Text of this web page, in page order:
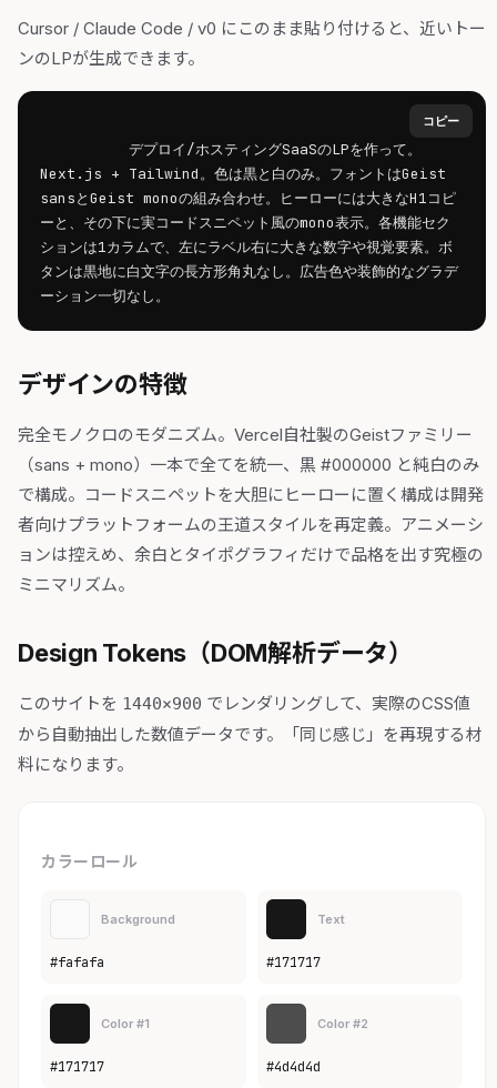
Cursor / Claude Code / v0 にこのまま貼り付けると、近いトー
ンのLPが生成できます。
コピー
デプロイ/ホスティングSaaSのLPを作って。
Next.js + Tailwind。色は黒と白のみ。フォントはGeist
sansとGeist monoの組み合わせ。ヒーローには大きなH1コピ
ーと、その下に実コードスニペット風のmono表示。各機能セク
ションは1カラムで、左にラベル右に大きな数字や視覚要素。ボ
タンは黒地に白文字の長方形角丸なし。広告色や装飾的なグラデ
ーション一切なし。
デザインの特徴
完全モノクロのモダニズム。Vercel自社製のGeistファミリー
（sans + mono）一本で全てを統一、黒 #000000 と純白のみ
で構成。コードスニペットを大胆にヒーローに置く構成は開発
者向けプラットフォームの王道スタイルを再定義。アニメーシ
ョンは控えめ、余白とタイポグラフィだけで品格を出す究極の
ミニマリズム。
Design Tokens（DOM解析データ）
このサイトを 1440×900 でレンダリングして、実際のCSS値
から自動抽出した数値データです。「同じ感じ」を再現する材
料になります。
カラーロール
Background
#fafafa
Text
#171717
Color #1
#171717
Color #2
#4d4d4d